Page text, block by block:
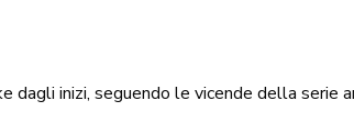
dagli inizi, seguendo le vicende della serie